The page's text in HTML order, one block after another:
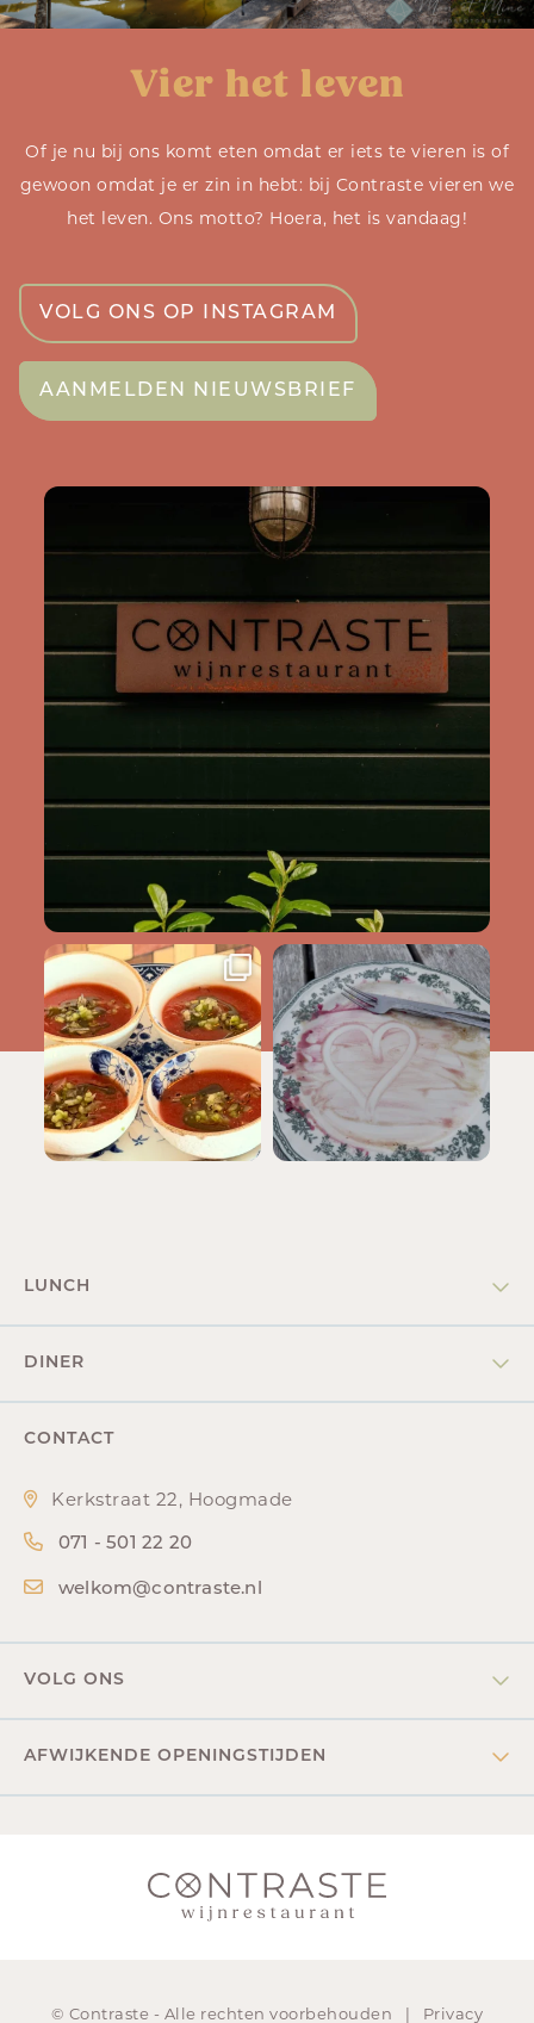
Vier het leven
Of je nu bij ons komt eten omdat er iets te vieren is of
gewoon omdat je er zin in hebt: bij Contraste vieren we
het leven. Ons motto? Hoera, het is vandaag!
VOLG ONS OP INSTAGRAM
AANMELDEN NIEUWSBRIEF
contraste.wijnrestaurant
Aug 6
contraste.wijnrestaurant
Aug 5
contraste.wijnrestaurant
Jul 31
LUNCH
DINER
CONTACT
Kerkstraat 22, Hoogmade
071 - 501 22 20
welkom@contraste.nl
VOLG ONS
nieuwsbrief
AFWIJKENDE OPENINGSTIJDEN
mogelijk in overleg. Neem gerust contact op.
© Contraste - Alle rechten voorbehouden | Privacy